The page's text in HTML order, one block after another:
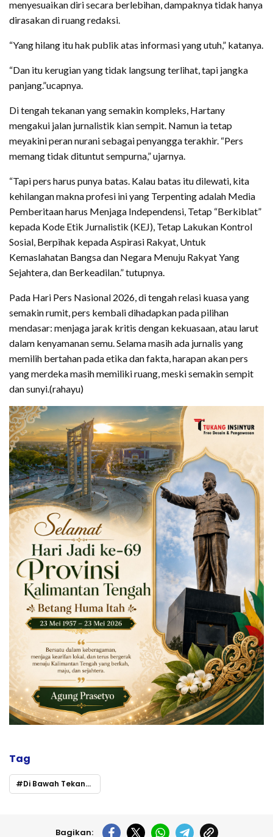
menyesuaikan diri secara berlebihan, dampaknya tidak hanya
dirasakan di ruang redaksi.
“Yang hilang itu hak publik atas informasi yang utuh,” katanya.
“Dan itu kerugian yang tidak langsung terlihat, tapi jangka
panjang.”ucapnya.
Di tengah tekanan yang semakin kompleks, Hartany
mengakui jalan jurnalistik kian sempit. Namun ia tetap
meyakini peran nurani sebagai penyangga terakhir. “Pers
memang tidak dituntut sempurna,” ujarnya.
“Tapi pers harus punya batas. Kalau batas itu dilewati, kita
kehilangan makna profesi ini yang Terpenting adalah Media
Pemberitaan harus Menjaga Independensi, Tetap “Berkiblat”
kepada Kode Etik Jurnalistik (KEJ), Tetap Lakukan Kontrol
Sosial, Berpihak kepada Aspirasi Rakyat, Untuk
Kemaslahatan Bangsa dan Negara Menuju Rakyat Yang
Sejahtera, dan Berkeadilan.” tutupnya.
Pada Hari Pers Nasional 2026, di tengah relasi kuasa yang
semakin rumit, pers kembali dihadapkan pada pilihan
mendasar: menjaga jarak kritis dengan kekuasaan, atau larut
dalam kenyamanan semu. Selama masih ada jurnalis yang
memilih bertahan pada etika dan fakta, harapan akan pers
yang merdeka masih memiliki ruang, meski semakin sempit
dan sunyi.(rahayu)
Tag
Di Bawah Tekanan Sunyi: Ketika Pers Diuji di Hari Pers Nasional 2026
Bagikan: